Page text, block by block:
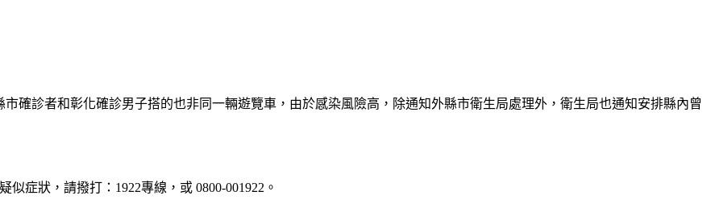
確診者和彰化確診男子搭的也非同一輛遊覽車，由於感染風險高，除通知外縣市衛生局處理外，衛生局也通知安排縣內曾
似症狀，請撥打：1922專線，或 0800-001922。